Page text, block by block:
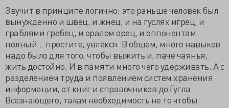
Звучит в принципе логично: это раньше человек был
вынужденно и швец, и жнец, и на гуслях игрец, и
граблями гребец, и оралом орец, и оппонентам
полный... простите, увлёкся. В общем, много навыков
надо было для того, чтобы выжить и, паче чаянья,
жить достойно. И в памяти много чего удерживать. А с
разделением труда и появлением систем хранения
информации, от книг и справочников до Гугла
Всезнающего, такая необходимость не то чтобы